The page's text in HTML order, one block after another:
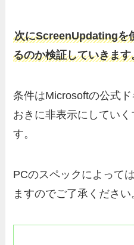
次にScreenUpdatingを
るのか検証していきます
条件はMicrosoftの公式
おきに非表示にしてい
す。
PCのスペックによって
ますのでご了承ください